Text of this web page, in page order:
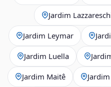
Jardim
Jardim Leymar
Jardim Luella
Jardim Maitê